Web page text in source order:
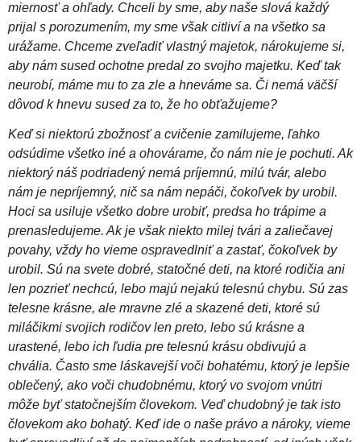
miernosť a ohľady. Chceli by sme, aby naše slová každý
prijal s porozumením, my sme však citliví a na všetko sa
urážame. Chceme zveľadiť vlastný majetok, nárokujeme si,
aby nám sused ochotne predal zo svojho majetku. Keď tak
neurobí, máme mu to za zle a hneváme sa. Či nemá väčší
dôvod k hnevu sused za to, že ho obťažujeme?
Keď si niektorú zbožnosť a cvičenie zamilujeme, ľahko
odsúdime všetko iné a ohovárame, čo nám nie je pochuti. Ak
niektorý náš podriadený nemá príjemnú, milú tvár, alebo
nám je nepríjemný, nič sa nám nepáči, čokoľvek by urobil.
Hoci sa usiluje všetko dobre urobiť, predsa ho trápime a
prenasledujeme. Ak je však niekto milej tvári a zaliečavej
povahy, vždy ho vieme ospravedlniť a zastať, čokoľvek by
urobil. Sú na svete dobré, statočné deti, na ktoré rodičia ani
len pozrieť nechcú, lebo majú nejakú telesnú chybu. Sú zas
telesne krásne, ale mravne zlé a skazené deti, ktoré sú
miláčikmi svojich rodičov len preto, lebo sú krásne a
urastené, lebo ich ľudia pre telesnú krásu obdivujú a
chvália. Často sme láskavejší voči bohatému, ktorý je lepšie
oblečený, ako voči chudobnému, ktorý vo svojom vnútri
môže byť statočnejším človekom. Veď chudobný je tak isto
človekom ako bohatý. Keď ide o naše právo a nároky, vieme